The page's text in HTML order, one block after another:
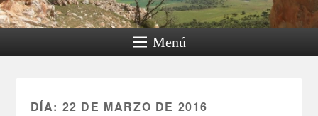
Menú
DÍA: 22 DE MARZO DE 2016